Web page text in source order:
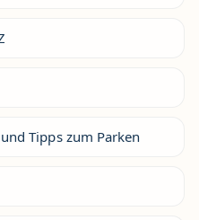
Tipps zum Parken